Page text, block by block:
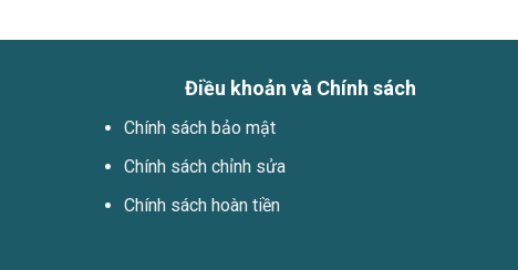
Điều khoản và Chính sách
Chính sách bảo mật
Chính sách chỉnh sửa
Chính sách hoàn tiền